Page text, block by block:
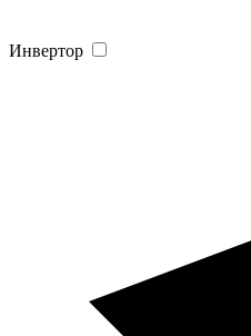
Инвертор